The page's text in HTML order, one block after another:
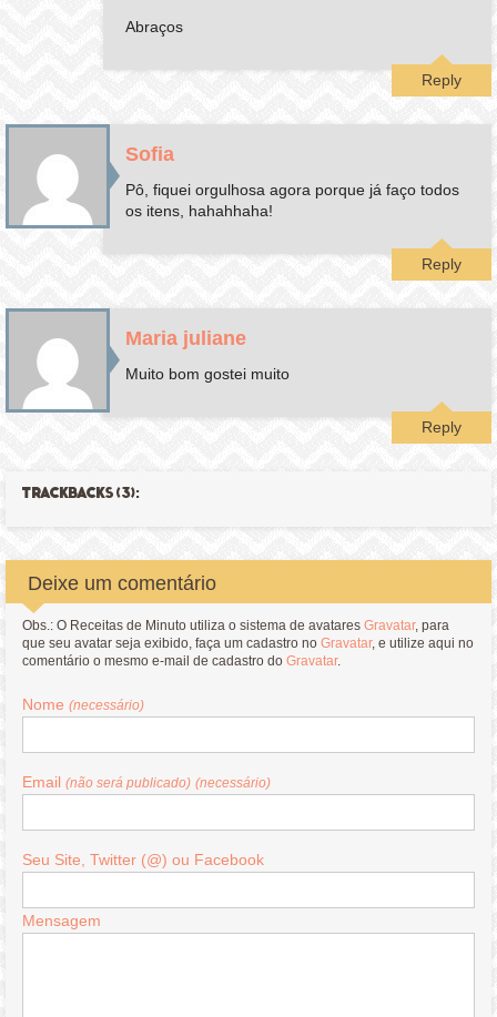
Abraços
Reply
Sofia
Pô, fiquei orgulhosa agora porque já faço todos
os itens, hahahhaha!
Reply
Maria juliane
Muito bom gostei muito
Reply
TRACKBACKS (3):
Deixe um comentário
Obs.: O Receitas de Minuto utiliza o sistema de avataresGravatar, para
que seu avatar seja exibido, faça um cadastro noGravatar, e utilize aqui no
comentário o mesmo e-mail de cadastro doGravatar.
Nome(necessário)
Email(não será publicado) (necessário)
Seu Site, Twitter (@) ou Facebook
Mensagem